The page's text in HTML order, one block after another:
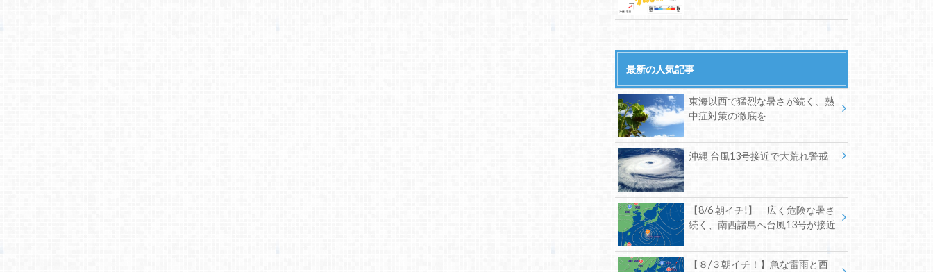
最新の人気記事
東海以西で猛烈な暑さが続く、熱
中症対策の徹底を
沖縄 台風13号接近で大荒れ警戒
【8/6 朝イチ!】 広く危険な暑さ
続く、南西諸島へ台風13号が接近
【８/３朝イチ！】急な雷雨と西